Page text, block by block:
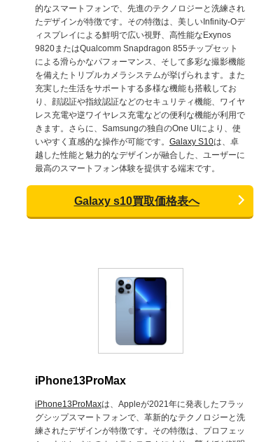
的なスマートフォンで、先進のテクノロジーと洗練され
たデザインが特徴です。その特徴は、美しいInfinity-Oデ
ィスプレイによる鮮明で広い視野、高性能なExynos
9820またはQualcomm Snapdragon 855チップセット
による滑らかなパフォーマンス、そして多彩な撮影機能
を備えたトリプルカメラシステムが挙げられます。また
充実した生活をサポートする多様な機能も搭載してお
り、顔認証や指紋認証などのセキュリティ機能、ワイヤ
レス充電や逆ワイヤレス充電などの便利な機能が利用で
きます。さらに、Samsungの独自のOne UIにより、使
いやすく直感的な操作が可能です。 Galaxy S10は、卓
越した性能と魅力的なデザインが融合した、ユーザーに
最高のスマートフォン体験を提供する端末です。
Galaxy s10買取価格表へ
iPhone13ProMax
iPhone13ProMaxは、Appleが2021年に発表したフラッ
グシップスマートフォンで、革新的なテクノロジーと洗
練されたデザインが特徴です。その特徴は、プロフェッ